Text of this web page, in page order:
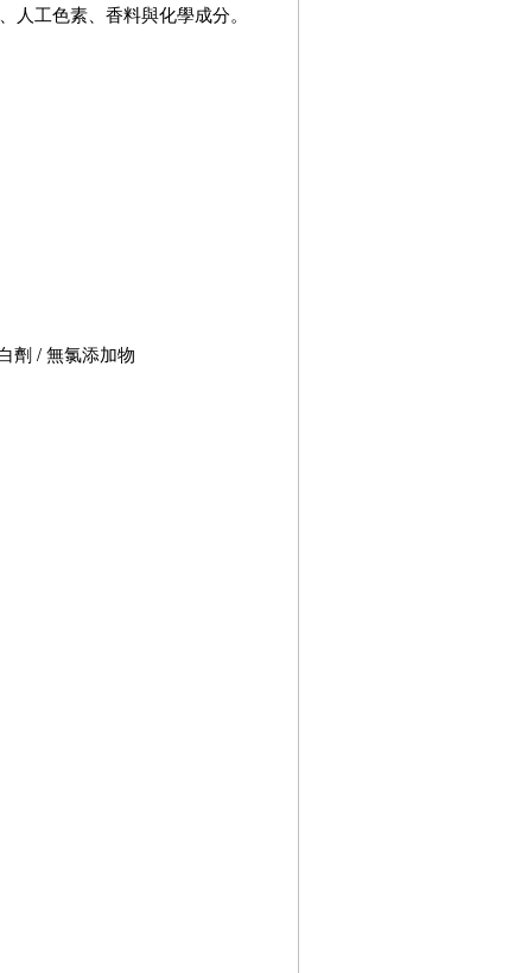
工色素、香料與化學成分。
劑 / 無氯添加物